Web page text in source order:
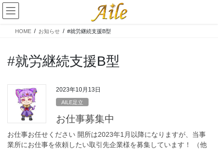
コ
ン
ナ
ビ
HOME お知らせ #就労継続支援B型
#就労継続支援B型
2023年10月13日
AILE足立
お仕事募集中
お仕事お任せください 開所は2023年1月以降になりますが、当事
業所にお仕事を依頼したい取引先企業様を募集しています！ （他